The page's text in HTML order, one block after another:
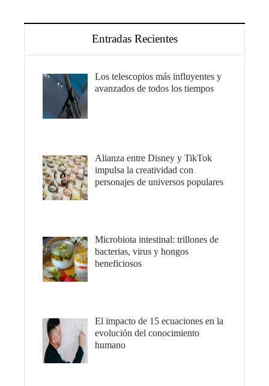
Entradas Recientes
Los telescopios más influyentes y
avanzados de todos los tiempos
Alianza entre Disney y TikTok
impulsa la creatividad con
personajes de universos populares
Microbiota intestinal: trillones de
bacterias, virus y hongos
beneficiosos
El impacto de 15 ecuaciones en la
evolución del conocimiento
humano